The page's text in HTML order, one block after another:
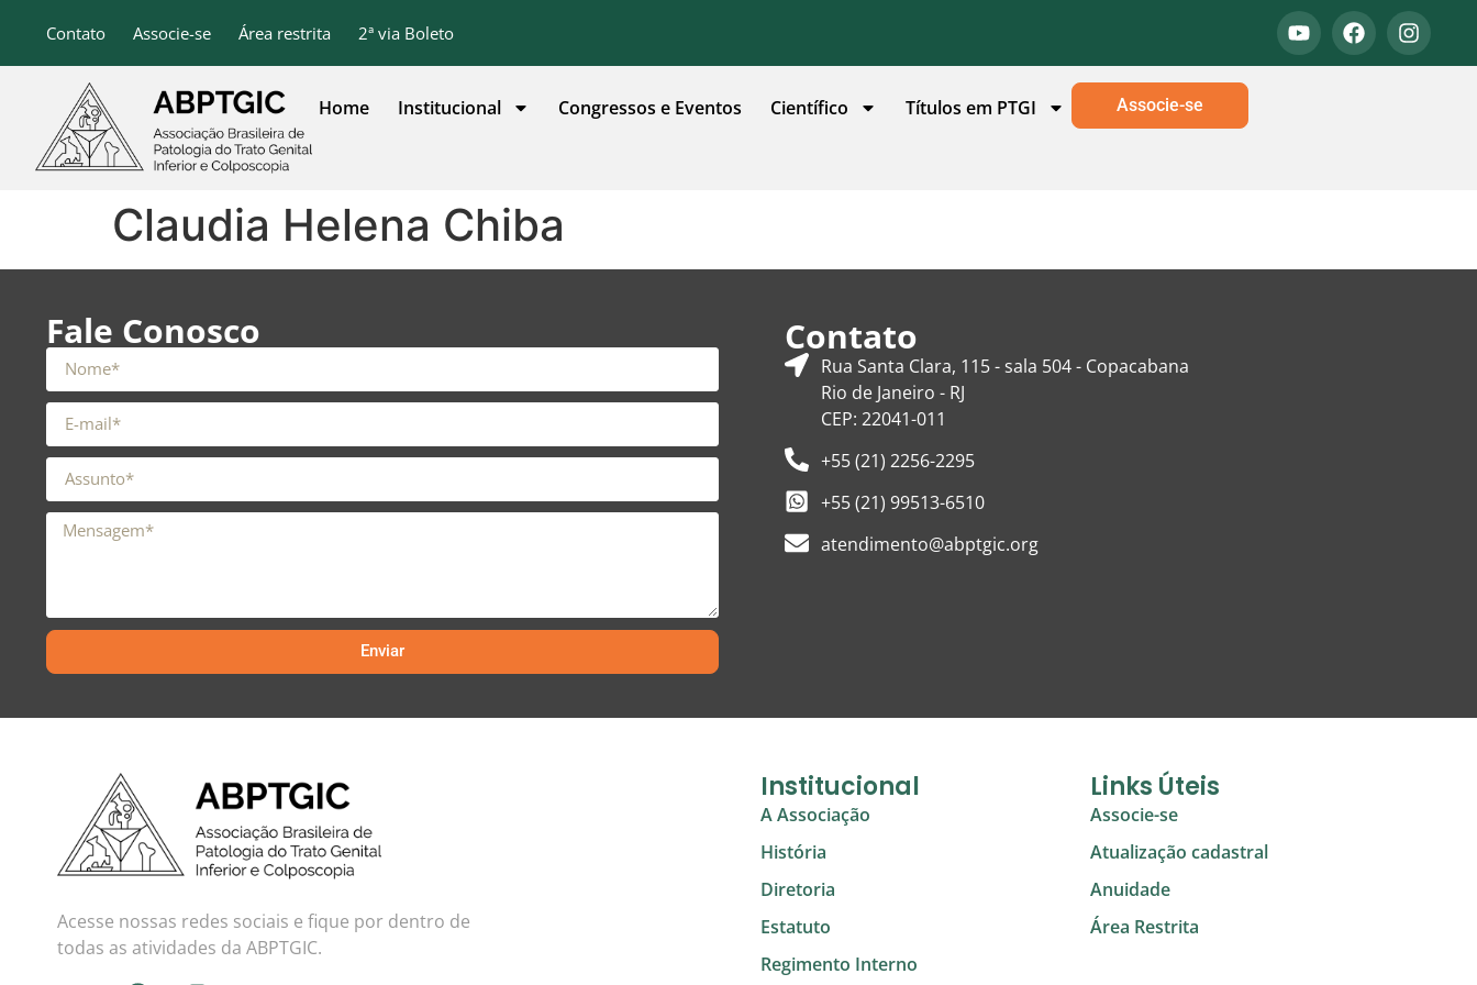
conteúdo
Contato Associe-se Área restrita 2ª via Boleto
Home Institucional Congressos e Eventos Científico Títulos em PTGI Associe-se
Claudia Helena Chiba
Fale Conosco
Enviar
Contato
Rua Santa Clara, 115 - sala 504 - Copacabana
Rio de Janeiro - RJ
CEP: 22041-011
+55 (21) 2256-2295
+55 (21) 99513-6510
atendimento@abptgic.org
Acesse nossas redes sociais e fique por dentro de
todas as atividades da ABPTGIC.
Institucional
A Associação
História
Diretoria
Estatuto
Regimento Interno
Links Úteis
Associe-se
Atualização cadastral
Anuidade
Área Restrita